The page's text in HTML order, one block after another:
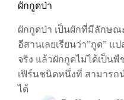
ผักกูดป่า
ผักกูดป่า เป็นผักที่มีลักษ
อีสานเลยเรียนว่า”กูด” แ
จริง แล้วผักกูดไม่ได้เป็น
เฟิร์นชนิดหนึ่งที่ สามารถ
ได้